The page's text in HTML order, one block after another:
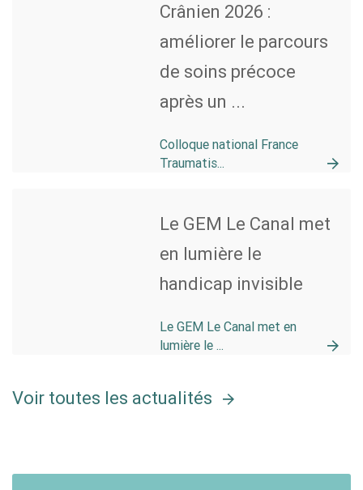
Crânien 2026 :
améliorer le parcours
de soins précoce
après un ...
Colloque national France
Traumatis...
Le GEM Le Canal met
en lumière le
handicap invisible
Le GEM Le Canal met en
lumière le ...
Voir toutes les actualités